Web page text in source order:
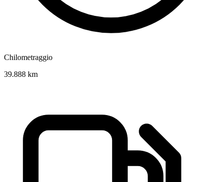
Chilometraggio
39.888 km